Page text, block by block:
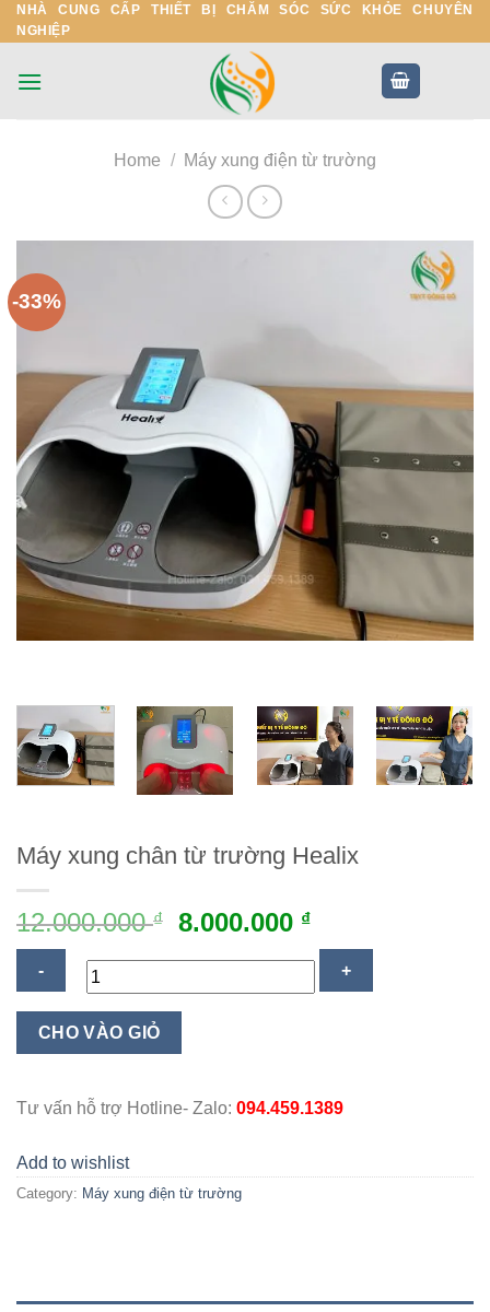
Skip
to
NHÀ CUNG CẤP THIẾT BỊ CHĂM SÓC SỨC KHỎE CHUYÊN
NGHIỆP
Home / Máy xung điện từ trường
-33%
Máy xung chân từ trường Healix
12.000.000₫ 8.000.000 ₫
Máy
từ
quantity
CHO VÀO GIỎ
Tư vấn hỗ trợ Hotline- Zalo: 094.459.1389
Add to wishlist
Category: Máy xung điện từ trường